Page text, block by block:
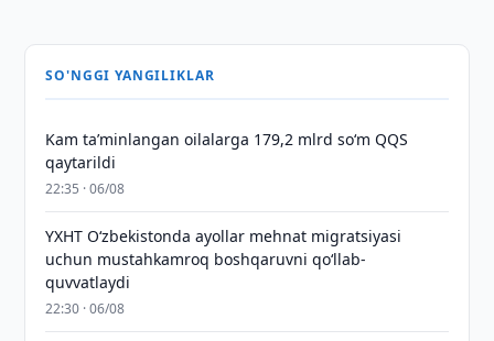
SO'NGGI YANGILIKLAR
Kam taʼminlangan oilalarga 179,2 mlrd so‘m QQS
qaytarildi
22:35 · 06/08
YXHT O‘zbekistonda ayollar mehnat migratsiyasi
uchun mustahkamroq boshqaruvni qo‘llab-
quvvatlaydi
22:30 · 06/08